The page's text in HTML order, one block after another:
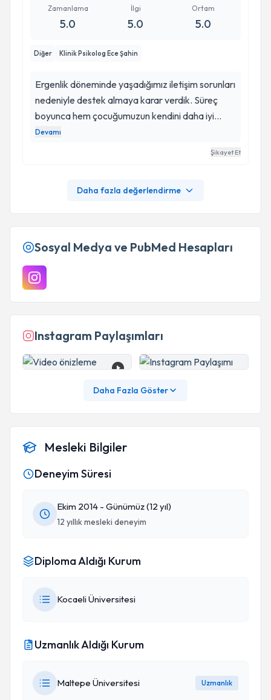
sayesinde terapiye güvenle devam edebildim.
Bu süreçte bana kattıkları için kendisine çok
herkese rahatlıkla tabsiye ederim ece hanım çok
Zamanlama
5.0
İlgi
5.0
Ortam
5.0
Diğer Klinik Psikolog Ece Şahin
Ergenlik döneminde yaşadığımız iletişim sorunları
nedeniyle destek almaya karar verdik. Süreç
boyunca hem çocuğumuzun kendini daha iyi
ifade ettiğini hem de bizim onu daha iyi anlamaya
başladığımızı gördük. Yaklaşımı, ilgisi ve güven
rahatlığıyla tavsiye ederim.
Devamı
Şikayet Et
Daha fazla değerlendirme
Sosyal Medya ve PubMed Hesapları
Instagram Paylaşımları
Daha Fazla Göster
Mesleki Bilgiler
Deneyim Süresi
Ekim 2014 - Günümüz (12 yıl)
12 yıllık mesleki deneyim
Diploma Aldığı Kurum
Kocaeli Üniversitesi
Uzmanlık Aldığı Kurum
Maltepe Üniversitesi Uzmanlık